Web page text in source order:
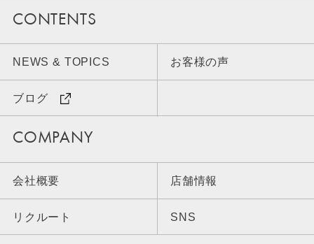
CONTENTS
NEWS & TOPICS お客様の声
ブログ
COMPANY
会社概要 店舗情報
リクルート SNS